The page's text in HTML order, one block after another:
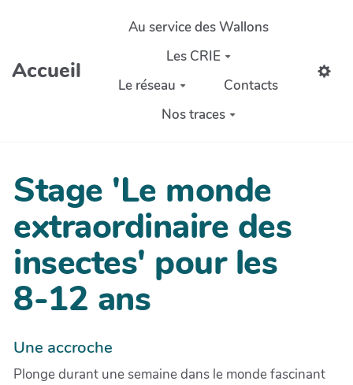
Aller au contenu principal
Accueil
Au service des Wallons
Les CRIE
Le réseau
Contacts
Nos traces
Stage 'Le monde
extraordinaire des
insectes' pour les
8-12 ans
Une accroche
Plonge durant une semaine dans le monde fascinant